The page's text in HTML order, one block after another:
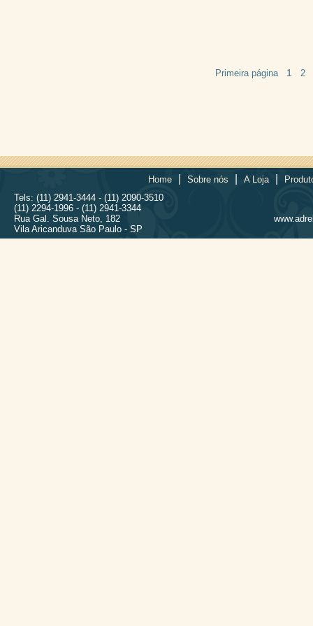
Primeira página 1 2
Home Sobre nós A Loja
Tels: (11) 2941-3444 - (11) 2090-3510
(11) 2294-1996 - (11) 2941-3344
Rua Gal. Sousa Neto, 182
Vila Aricanduva São Paulo - SP